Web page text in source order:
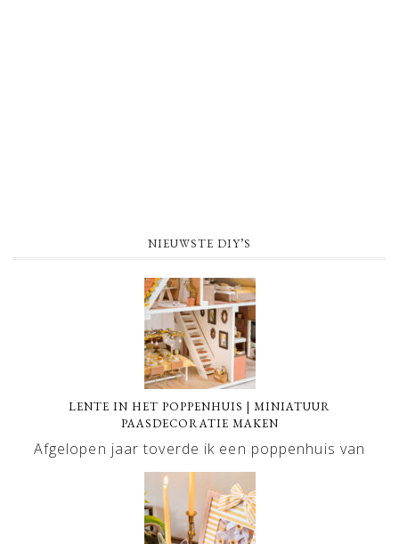
NIEUWSTE DIY’S
LENTE IN HET POPPENHUIS | MINIATUUR
PAASDECORATIE MAKEN
Afgelopen jaar toverde ik een poppenhuis van